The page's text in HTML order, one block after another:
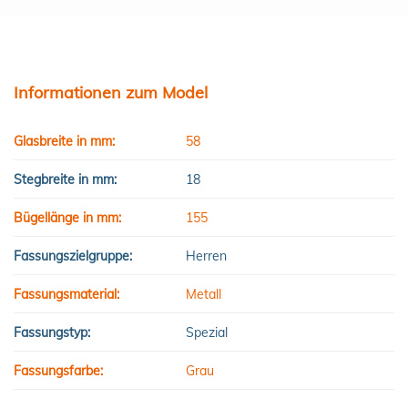
Informationen zum Model
Glasbreite in mm: 58
Stegbreite in mm: 18
Bügellänge in mm: 155
Fassungszielgruppe: Herren
Fassungsmaterial: Metall
Fassungstyp: Spezial
Fassungsfarbe: Grau